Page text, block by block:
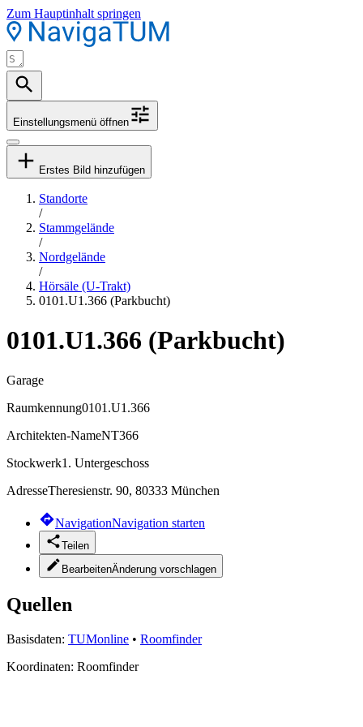
Zum Hauptinhalt springen
Einstellungsmenü öffnen
Erstes Bild hinzufügen
Standorte
/
Stammgelände
/
Nordgelände
/
Hörsäle (U-Trakt)
0101.U1.366 (Parkbucht)
0101.U1.366 (Parkbucht)
Garage
Raumkennung0101.U1.366
Architekten-NameNT366
Stockwerk1. Untergeschoss
AdresseTheresienstr. 90, 80333 München
NavigationNavigation starten
Teilen
BearbeitenÄnderung vorschlagen
Quellen
Basisdaten: TUMonline • Roomfinder
Koordinaten: Roomfinder